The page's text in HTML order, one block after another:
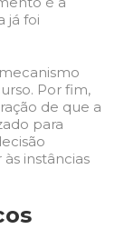
já foi
Por fim,
de que a
para
instâncias